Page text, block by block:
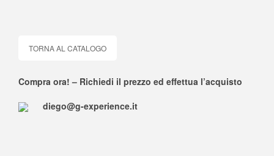
TORNA AL CATALOGO
Compra ora! – Richiedi il prezzo ed effettua l’acquisto
diego@g-experience.it